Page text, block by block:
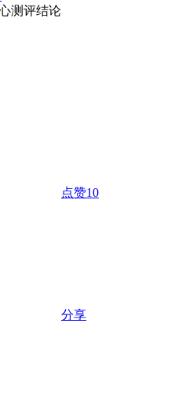
测评结论
点赞10
分享